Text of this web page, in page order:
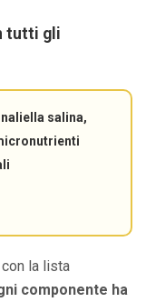
tutti gli
salina,
la lista
componente ha